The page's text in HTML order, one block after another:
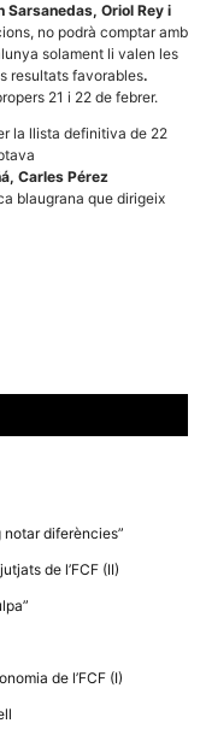
Sarsanedas, Oriol Rey i
no podrà comptar amb
solament li valen les
resultats favorables.
21 i 22 de febrer.
la llista definitiva de 22
Carles Pérez
blaugrana que dirigeix
notar diferències”
de l’FCF (II)
de l’FCF (I)
d'ús
web
millorar
del
Si